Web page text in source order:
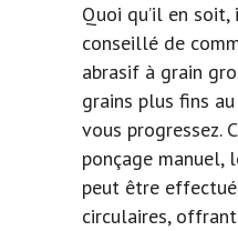
Quoi qu’il en
conseillé de
abrasif à grain
grains plus fins
vous progressez.
ponçage manuel,
peut être
circulaires,